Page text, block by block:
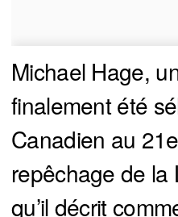
Michael Hage,
finalement été
Canadien au
repêchage de la
qu’il décrit